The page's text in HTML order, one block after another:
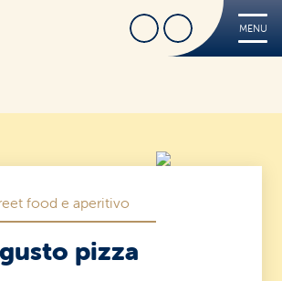
MENU
CercaTrova Negozio
food e aperitivo
pizza